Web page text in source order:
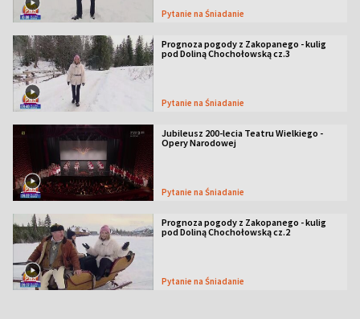
Pytanie na Śniadanie
Prognoza pogody z Zakopanego - kulig
pod Doliną Chochołowską cz.3
Pytanie na Śniadanie
Jubileusz 200-lecia Teatru Wielkiego -
Opery Narodowej
Pytanie na Śniadanie
Prognoza pogody z Zakopanego - kulig
pod Doliną Chochołowską cz.2
Pytanie na Śniadanie